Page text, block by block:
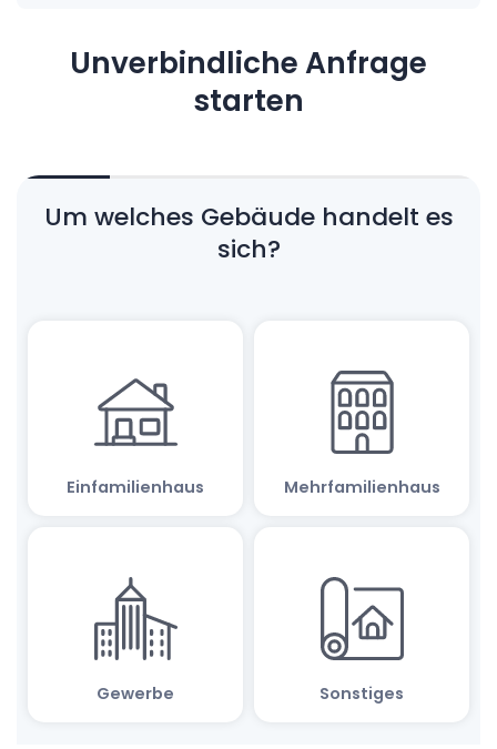
Unverbindliche Anfrage
starten